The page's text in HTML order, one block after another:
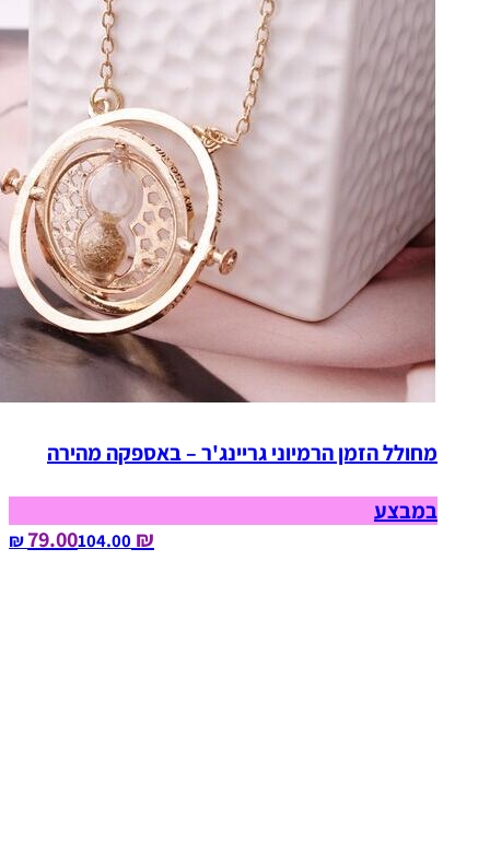
מחולל הזמן הרמיוני גריינג'ר – באספקה מהירה
במבצע
₪ 79.00
104.00‏ ₪